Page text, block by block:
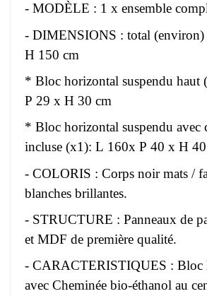
- MODÈLE : 1 x ensemble
- DIMENSIONS : total
H 150 cm
* Bloc horizontal suspendu haut
P 29 x H 30 cm
* Bloc horizontal suspendu avec
incluse (x1): L 160x P 40 x H
- COLORIS : Corps noir mats /
blanches brillantes.
- STRUCTURE : Panneaux de
et MDF de première qualité.
- CARACTERISTIQUES : Bloc
avec Cheminée bio-éthanol au